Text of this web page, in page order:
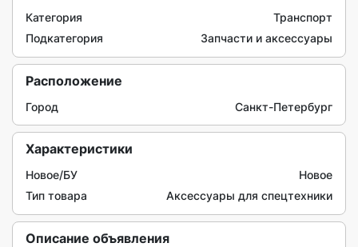
Категория
Транспорт
Подкатегория
Запчасти и аксессуары
Расположение
Город Санкт-Петербург
Характеристики
Новое/БУ
Новое
Тип товара
Аксессуары для спецтехники
Описание объявления